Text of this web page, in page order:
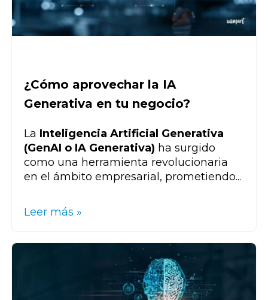
¿Cómo aprovechar la IA
Generativa en tu negocio?
La Inteligencia Artificial Generativa
(GenAI o IA Generativa) ha surgido
como una herramienta revolucionaria
en el ámbito empresarial, prometiendo...
Leer más »